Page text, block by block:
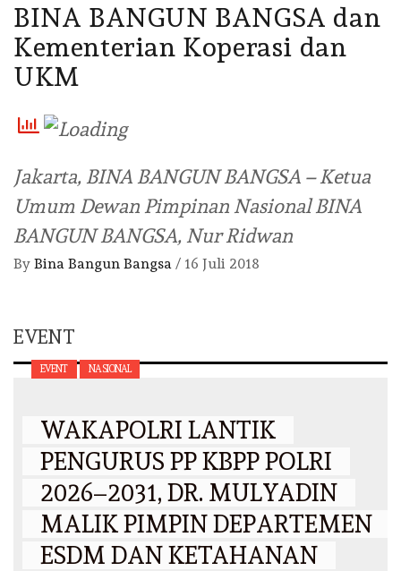
BINA BANGUN BANGSA dan
Kementerian Koperasi dan
UKM
Jakarta, BINA BANGUN BANGSA – Ketua
Umum Dewan Pimpinan Nasional BINA
BANGUN BANGSA, Nur Ridwan
By Bina Bangun Bangsa / 16 Juli 2018
EVENT
EVENT NASIONAL
WAKAPOLRI LANTIK
PENGURUS PP KBPP POLRI
2026–2031, DR. MULYADIN
MALIK PIMPIN DEPARTEMEN
ESDM DAN KETAHANAN